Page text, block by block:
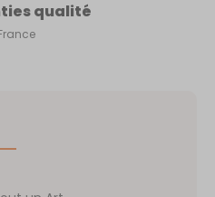
qualité